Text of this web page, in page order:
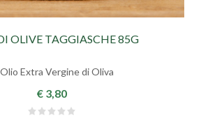
OLIVE TAGGIASCHE 85G
Extra Vergine di Oliva
€ 3,80